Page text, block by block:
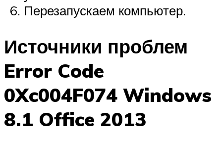
Перезапускаем компьютер.
Источники проблем
Error Code
0Xc004F074 Windows
8.1 Office 2013